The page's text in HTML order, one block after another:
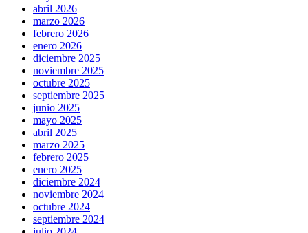
abril 2026
marzo 2026
febrero 2026
enero 2026
diciembre 2025
noviembre 2025
octubre 2025
septiembre 2025
junio 2025
mayo 2025
abril 2025
marzo 2025
febrero 2025
enero 2025
diciembre 2024
noviembre 2024
octubre 2024
septiembre 2024